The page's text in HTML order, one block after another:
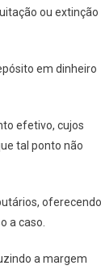
ou extinção
em dinheiro
efetivo, cujos
tal ponto não
oferecendo
a caso.
a margem